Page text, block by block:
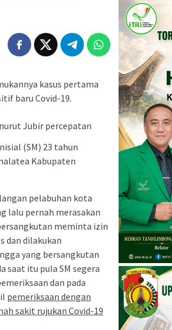
kasus pertama
baru Covid-19.
Jubir percepatan
(SM) 23 tahun
Kabupaten
pelabuhan kota
lalu pernah merasakan
meminta izin
dan dilakukan
yang bersangkutan
saat itu pula SM segera
dan pada
pemeriksaan dengan
sakit rujukan Covid-19